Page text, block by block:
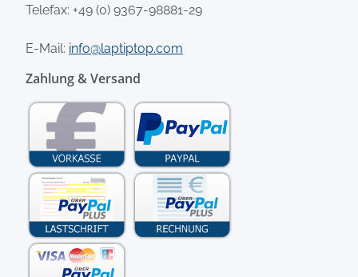
Telefax: +49 (0) 9367-98881-29
E-Mail: info@laptiptop.com
Zahlung & Versand